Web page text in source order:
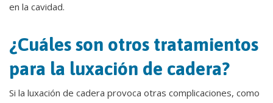
en la cavidad.
¿Cuáles son otros tratamientos
para la luxación de cadera?
Si la luxación de cadera provoca otras complicaciones, como